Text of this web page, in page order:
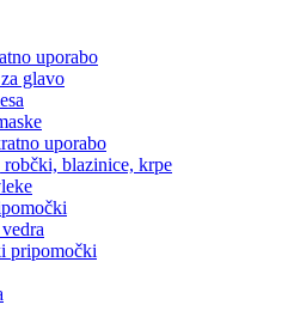
uporabo
glavo
uporabo
blazinice, krpe
pripomočki